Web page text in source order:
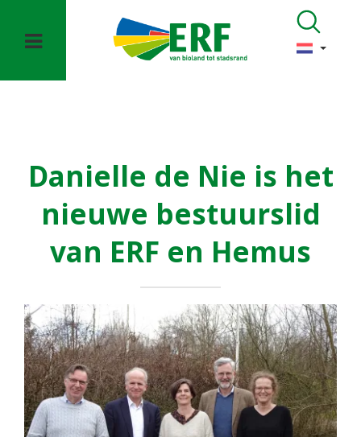
Danielle de Nie is het
nieuwe bestuurslid
van ERF en Hemus